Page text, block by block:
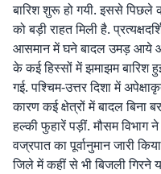
बारिश शुरू हो गयी. इससे पिछले
को बड़ी राहत मिली है.
आसमान में घने बादल उमड़ आये
के कई हिस्सों में झमाझम बारिश
गई. पश्चिम-उत्तर दिशा में
कारण कई क्षेत्रों में बादल बिना
हल्की फुहारें पड़ीं. मौसम
वज्रपात का पूर्वानुमान जारी
जिले में कहीं से भी बिजली गिरने